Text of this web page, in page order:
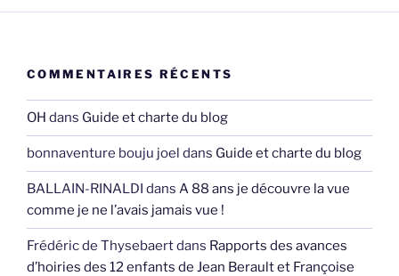
COMMENTAIRES RÉCENTS
OH dans Guide et charte du blog
bonnaventure bouju joel dans Guide et charte du blog
BALLAIN-RINALDI dans A 88 ans je découvre la vue
comme je ne l’avais jamais vue !
Frédéric de Thysebaertdans Rapports des avances
d’hoiries des 12 enfants de Jean Berault et Françoise